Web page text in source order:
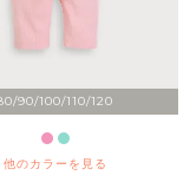
90/100/110/120
他のカラーを見る